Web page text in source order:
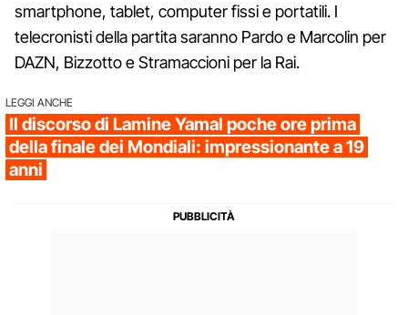
smartphone, tablet, computer fissi e portatili. I
telecronisti della partita saranno Pardo e Marcolin per
DAZN, Bizzotto e Stramaccioni per la Rai.
LEGGI ANCHE
Il discorso di Lamine Yamal poche ore prima
della finale dei Mondiali: impressionante a 19
anni